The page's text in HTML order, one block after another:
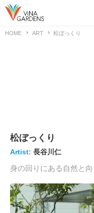
SHOP NEWS
ARTS アート
ABOUT ViNA
HOME ART 松ぼっくり
松ぼっくり
Artist: 長谷川仁
身の回りにある自然と向